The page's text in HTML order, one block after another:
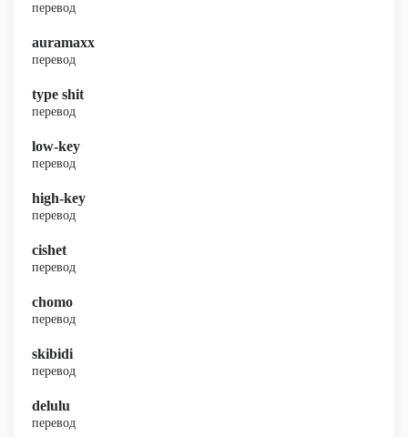
перевод
auramaxx
перевод
type shit
перевод
low-key
перевод
high-key
перевод
cishet
перевод
chomo
перевод
skibidi
перевод
delulu
перевод